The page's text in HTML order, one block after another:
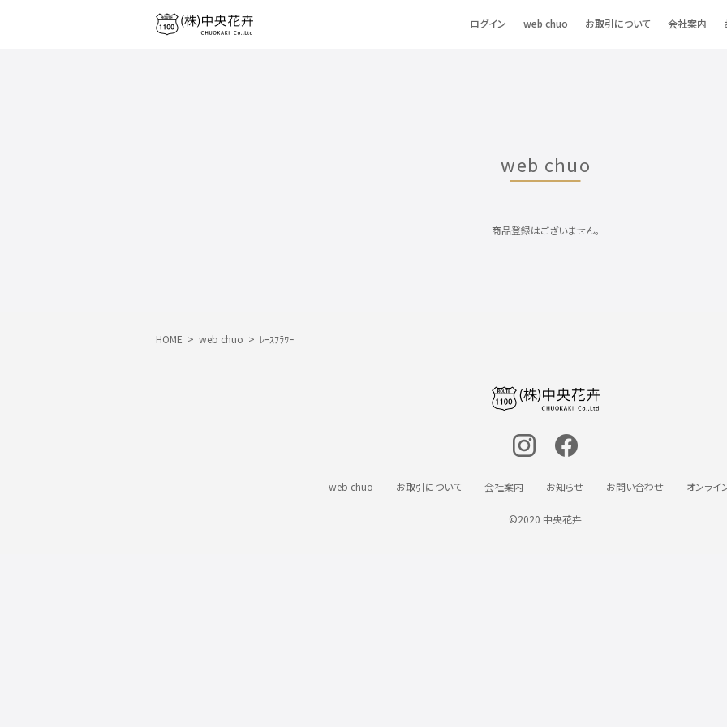
ログイン web chuo お取引について 会社案内
web chuo
商品登録はございません。
HOME > web chuo > ﾚｰｽﾌﾗﾜｰ
web chuo お取引について 会社案内 お知らせ お問い合わせ オンライ
©2020 中央花卉